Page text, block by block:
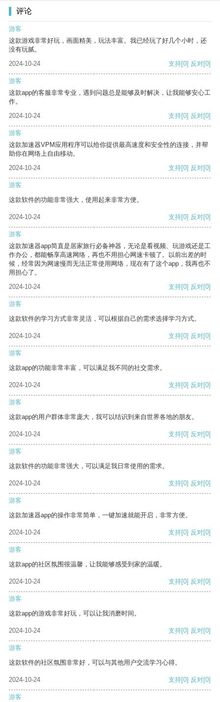
评论
游客
这款游戏非常好玩，画面精美，玩法丰富。我已经玩了好几个小时，还
没有玩腻。
2024-10-24
支持[0] 反对[0]
游客
这款app的客服非常专业，遇到问题总是能够及时解决，让我能够安心工
作。
2024-10-24
支持[0] 反对[0]
游客
这款加速器VPM应用程序可以给你提供最高速度和安全性的连接，并帮
助你在网络上自由移动。
2024-10-24
支持[0] 反对[0]
游客
这款软件的功能非常强大，使用起来非常方便。
2024-10-24 支持[0] 反对[0]
游客
这款加速器app简直是居家旅行必备神器，无论是看视频、玩游戏还是工
作办公，都能畅享高速网络，再也不用担心网速卡顿了。以前出差的时
候，经常因为网速慢而无法正常使用网络，现在有了这个app，我再也不
用担心了。
2024-10-24
支持[0] 反对[0]
游客
这款软件的学习方式非常灵活，可以根据自己的需求选择学习方式。
2024-10-24 支持[0] 反对[0]
游客
这款app的功能非常丰富，可以满足我不同的社交需求。
2024-10-24 支持[0] 反对[0]
游客
这款app的用户群体非常庞大，我可以结识到来自世界各地的朋友。
2024-10-24 支持[0] 反对[0]
游客
这款软件的功能非常强大，可以满足我日常使用的需求。
2024-10-24 支持[0] 反对[0]
游客
这款加速器app的操作非常简单，一键加速就能开启，非常方便。
2024-10-24 支持[0] 反对[0]
游客
这款app的社区氛围很温馨，让我能够感受到家的温暖。
2024-10-24 支持[0] 反对[0]
游客
这款app的游戏非常好玩，可以让我消磨时间。
2024-10-24 支持[0] 反对[0]
游客
这款软件的社区氛围非常好，可以与其他用户交流学习心得。
2024-10-24 支持[0] 反对[0]
游客